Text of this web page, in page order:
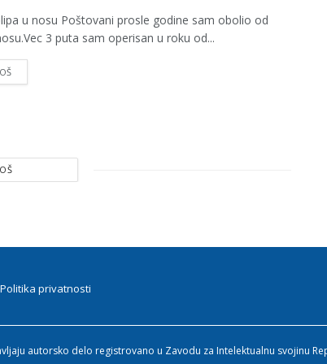
u nosu Poštovani prosle godine sam obolio od
3 puta sam operisan u roku od...
Politika privatnosti
autorsko delo registrovano u Zavodu za Intelektualnu svojinu